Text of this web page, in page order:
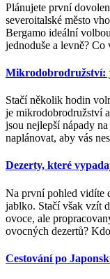
Plánujete první
severoitalské město
Bergamo ideální
jednoduše a levně?
Mikrodobrodružství:
Stačí několik hodin
je mikrodobrodružství
jsou nejlepší nápady
naplánovat, aby vás
Dezerty, které
Na první pohled vidíte
jablko. Stačí však vzít
ovoce, ale
ovocných dezertů?
Cestování po